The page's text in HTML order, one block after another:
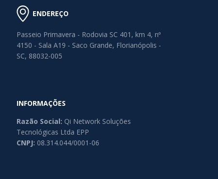
ENDEREÇO
Passeio Primavera - Rodovia SC 401, km 4, nº
4150 - Sala A19 - Saco Grande, Florianópolis -
SC, 88032-005
INFORMAÇÕES
Razão Social: Qi Network Soluções
Tecnológicas Ltda EPP
CNPJ: 08.314.044/0001-06